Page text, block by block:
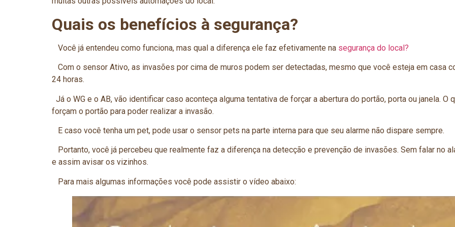
Quais os benefícios à segurança?
Você já entendeu como funciona, mas qual a diferença ele faz efetivamente na segurança do local?
Com o sensor Ativo, as invasões por cima de muros podem ser detectadas, mesmo que você esteja em casa
24 horas.
Já o WG e o AB, vão identificar caso aconteça alguma tentativa de forçar a abertura do portão, porta ou janela.
forçam o portão para poder realizar a invasão.
E caso você tenha um pet, pode usar o sensor pets na parte interna para que seu alarme não dispare sempre.
Portanto, você já percebeu que realmente faz a diferença na detecção e prevenção de invasões. Sem falar no
e assim avisar os vizinhos.
Para mais algumas informações você pode assistir o vídeo abaixo: